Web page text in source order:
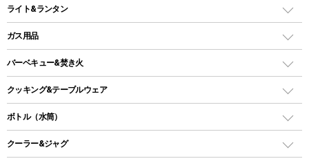
ロッジ型・オリジナルテント
タープ
スクエアタープ（レクタタープ）
メッシュタープ
自立式タープ
レジャーシート
ライト&ランタン
LEDランタン
ガスランタン
オイルランタン
LEDライト
ヘッドライト
ガス用品
ガスバーナー
ガス缶
ガストーチ、ライター
バーベキュー&焚き火
バーベキューコンロ、グリル
焚き火台タイプ（ロースタイル）グリル
卓上タイプグリル
クッキング&テーブルウェア
ダッチオーブン
ホットサンドメーカー
ボトル（水筒）
ステンレスボトル
クーラー&ジャグ